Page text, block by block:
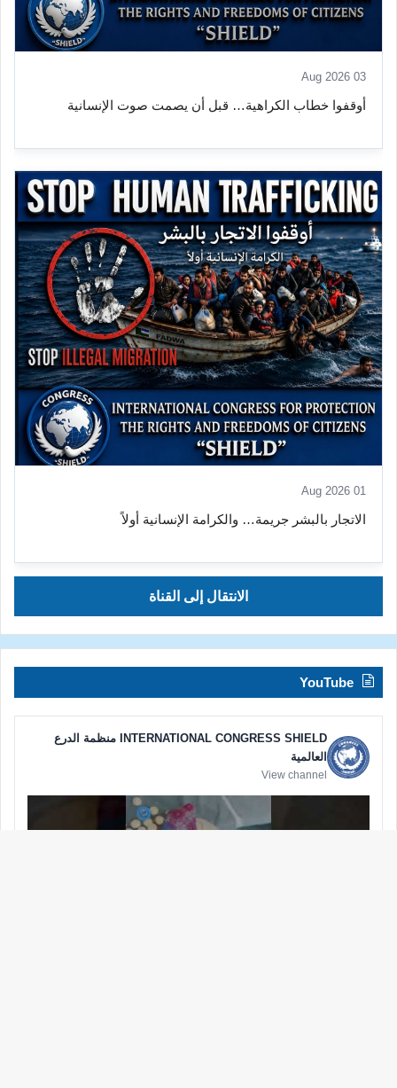
03 Aug 2026
أوقفوا خطاب الكراهية… قبل أن يصمت صوت الإنسانية
01 Aug 2026
الاتجار بالبشر جريمة… والكرامة الإنسانية أولاً
الانتقال إلى القناة
YouTube
INTERNATIONAL CONGRESS SHIELD منظمة الدرع
العالمية
View channel